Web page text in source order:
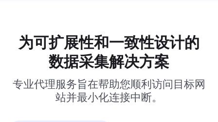
为可扩展性和一致性设计的
数据采集解决方案
专业代理服务旨在帮助您顺利访问目标网
站并最小化连接中断。